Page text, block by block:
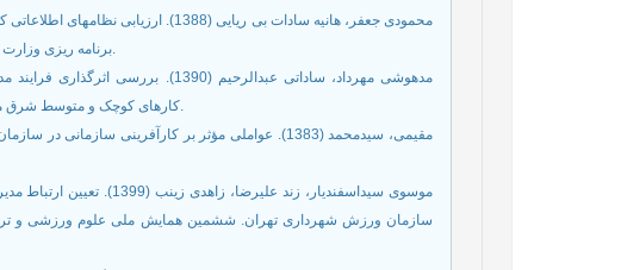
محمودی جعفر، هانیه سادات بی ریایی
برنامه ریزی وزارت بازرگانی). توسعه کارآفرینی، سال 2، شماره 6، ص 181-157.
مدهوشی مهرداد، ساداتی عبدالرحیم
کارهای کوچک و متوسط شرق مازندران). توسعه کارآفرینی، سال سوم، شماره 12، ص 26-7.
مقیمی، سیدمحمد (1383). عواملی مؤثر بر کارآفرینی
موسوی سیداسفندیار، زند
سازمان ورزش شهرداری تهران. ششمین همایش ملی علوم ورزشی و